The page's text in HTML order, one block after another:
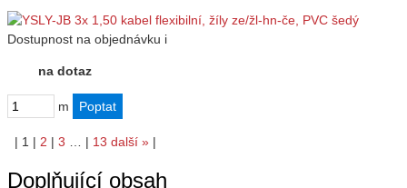
Dostupnost na objednávku i
na dotaz
m
| 1 | 2 | 3 | 13 další » |
Doplňující obsah